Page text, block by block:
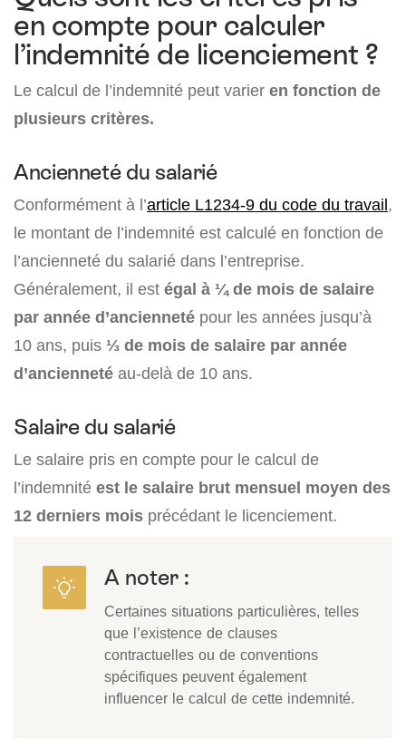
en compte pour calculer
l’indemnité de licenciement ?
Le calcul de l’indemnité peut varier en fonction de
plusieurs critères.
Ancienneté du salarié
Conformément à l’article L1234-9 du code du travail,
le montant de l’indemnité est calculé en fonction de
l’ancienneté du salarié dans l’entreprise.
Généralement, il est égal à ¼ de mois de salaire
par année d’ancienneté pour les années jusqu’à
10 ans, puis ⅓ de mois de salaire par année
d’ancienneté au-delà de 10 ans.
Salaire du salarié
Le salaire pris en compte pour le calcul de
l’indemnité est le salaire brut mensuel moyen des
12 derniers mois précédant le licenciement.
A noter :
Certaines situations particulières, telles
que l’existence de clauses
contractuelles ou de conventions
spécifiques peuvent également
influencer le calcul de cette indemnité.